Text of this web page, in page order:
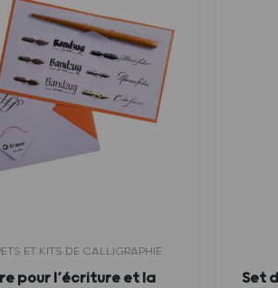
ET KITS DE CALLIGRAPHIE
pour l’écriture et la
Set